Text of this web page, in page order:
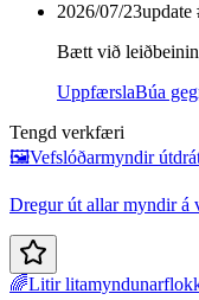
2026/07/23update
Bætt við
UppfærslaBúa
Tengd verkfæri
🖼️Vefslóðarmyndir
Dregur út allar myndir á
🌈Litir